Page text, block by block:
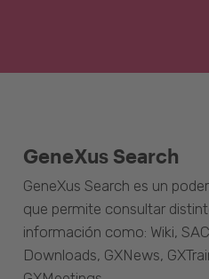
GeneXus Search
GeneXus Search es un
que permite consultar
información como: Wiki,
Downloads, GXNews,